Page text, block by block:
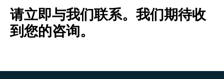
请立即与我们联系。我们期待收
到您的咨询。